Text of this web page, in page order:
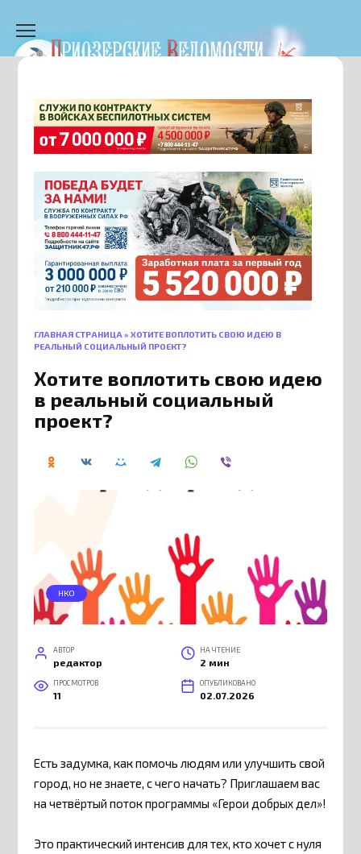
содержанию
ГЛАВНАЯ СТРАНИЦА »ХОТИТЕ ВОПЛОТИТЬ СВОЮ ИДЕЮ В
РЕАЛЬНЫЙ СОЦИАЛЬНЫЙ ПРОЕКТ?
Хотите воплотить свою идею
в реальный социальный
проект?
НКО
АВТОР
редактор
НА ЧТЕНИЕ
2 мин
ПРОСМОТРОВ
11
ОПУБЛИКОВАНО
02.07.2026
Есть задумка, как помочь людям или улучшить свой
город, но не знаете, с чего начать? Приглашаем вас
на четвёртый поток программы «Герои добрых дел»!
Это практический интенсив для тех, кто хочет с нуля